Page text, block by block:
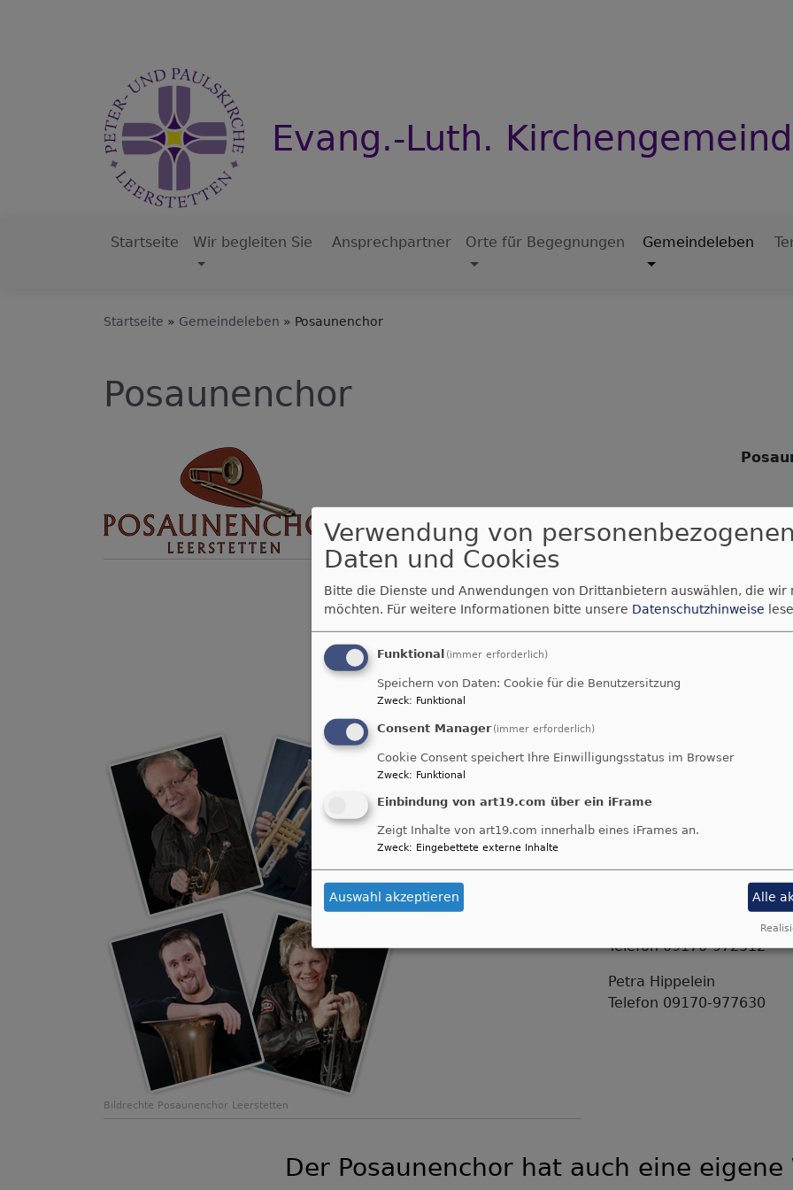
Evang.-Luth.
Hauptnavigation
Startseite Wir begleiten Sie Ansprechpartner Orte für Begegnungen Gemeindeleben
Startseite Gemeindeleben Posaunenchor
Posaunenchor
Unsere
Leerstetten im
20.00 — 21.30 Uhr
Neue Bläser sind
Kontakt auf oder
vorbei.
Bildrechte Posaunenchor Leerstetten
Telefon 09129-4342
Helmut Röhn
Organisatorische
Telefon 09170-972512
Petra Hippelein
Telefon 09170-977630
Der Posaunenchor hat auch eine eigene
Verwendung von personenbezogenen
Daten und Cookies
Bitte die Dienste und Anwendungen von Drittanbietern auswählen, die wir
möchten. Für weitere Informationen bitte unsere Datenschutzhinweise
Funktional (immer erforderlich)
Speichern von Daten: Cookie für die Benutzersitzung
Zweck: Funktional
Consent Manager (immer erforderlich)
Cookie Consent speichert Ihre Einwilligungsstatus im Browser
Zweck: Funktional
Einbindung von art19.com über ein iFrame
Zeigt Inhalte von art19.com innerhalb eines iFrames an.
Zweck: Eingebettete externe Inhalte
Auswahl akzeptieren Alle